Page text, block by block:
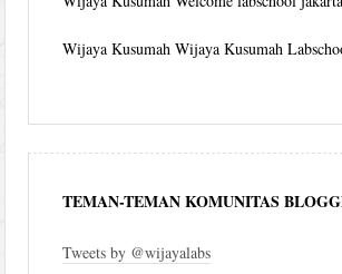
Wijaya Kusumah Wijaya Kusumah
TEMAN-TEMAN KOMUNITAS
Tweets by @wijayalabs